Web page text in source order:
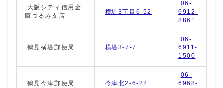
大阪シティ信用金
庫つるみ支店
横堤3丁目6-52
06-
6912-
8861
鶴見横堤郵便局 横堤3-7-7
06-
6911-
1500
鶴見今津郵便局 今津北2-6-22
06-
6968-